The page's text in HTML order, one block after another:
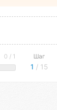
0 / 1 Шаг
1 / 15